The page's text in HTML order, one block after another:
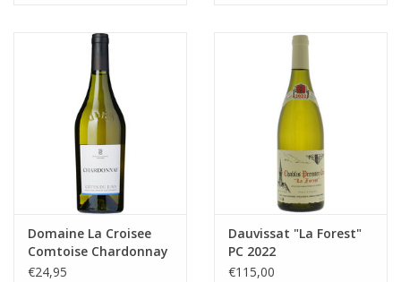
Domaine La Croisee
Comtoise Chardonnay
€24,95
Dauvissat "La Forest"
PC 2022
€115,00